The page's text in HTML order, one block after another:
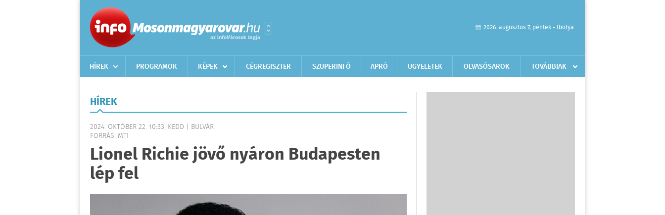
2026. augusztus 7, péntek - Ibolya
HÍREK PROGRAMOK KÉPEK CÉGREGISZTER SZUPERINFÓ APRÓ ÜGYELETEK OLVASÓSAROK TOVÁBBIAK
HÍREK
2024. OKTÓBER 22. 10:33, KEDD | BULVÁR
FORRÁS: MTI
Lionel Richie jövő nyáron Budapesten
lép fel